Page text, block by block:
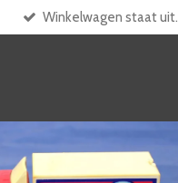
Winkelwagen staat uit.